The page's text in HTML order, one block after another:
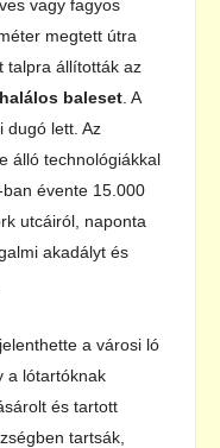
vagy fagyos
megtett útra
talpra állították az
baleset . A
dugó lett. Az
álló technológiákkal
ban évente 15.000
utcáiról, naponta
akadályt és
a városi ló
a lótartóknak
és tartott
tartsák,